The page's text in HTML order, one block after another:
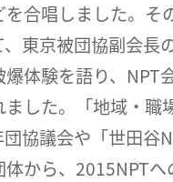
を合唱しました。そ
東京被団協副会長
爆体験を語り、NPT
した。「地域・職
団協議会や「世田谷
体から、2015NPTへ